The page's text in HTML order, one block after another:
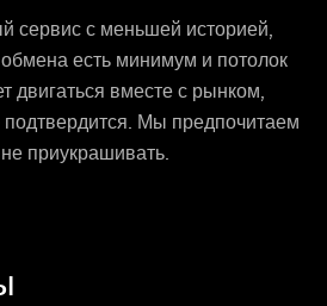
сервис с меньшей историей,
есть минимум и потолок
двигаться вместе с рынком,
Мы предпочитаем
приукрашивать.